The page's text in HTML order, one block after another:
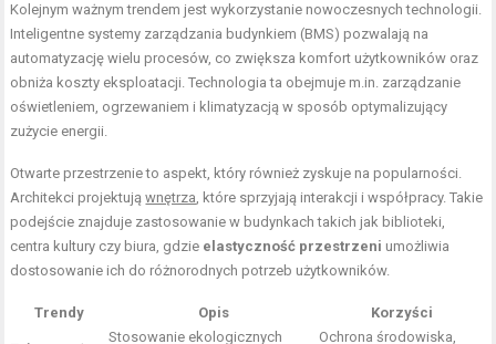
Kolejnym ważnym trendem jest wykorzystanie nowoczesnych technologii.
Inteligentne systemy zarządzania budynkiem (BMS) pozwalają na
automatyzację wielu procesów, co zwiększa komfort użytkowników oraz
obniża koszty eksploatacji. Technologia ta obejmuje m.in. zarządzanie
oświetleniem, ogrzewaniem i klimatyzacją w sposób optymalizujący
zużycie energii.
Otwarte przestrzenie to aspekt, który również zyskuje na popularności.
Architekci projektująwnętrza, które sprzyjają interakcji i współpracy. Takie
podejście znajduje zastosowanie w budynkach takich jak biblioteki,
centra kultury czy biura, gdzie elastyczność przestrzeni umożliwia
dostosowanie ich do różnorodnych potrzeb użytkowników.
Trendy Opis Korzyści
Stosowanie ekologicznych
Ochrona środowiska,